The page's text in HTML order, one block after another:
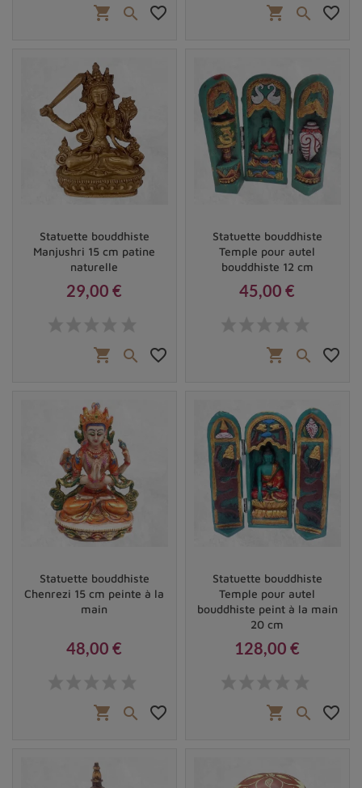
shopping_cart  favorite_border shopping_cart  favorite_border
Statuette bouddhiste
Manjushri 15 cm patine
naturelle
29,00 €
shopping_cart  favorite_border
Statuette bouddhiste
Temple pour autel
bouddhiste 12 cm
45,00 €
shopping_cart  favorite_border
Statuette bouddhiste
Chenrezi 15 cm peinte à la
main
48,00 €
shopping_cart  favorite_border
Statuette bouddhiste
Temple pour autel
bouddhiste peint à la main
20 cm
128,00 €
shopping_cart  favorite_border